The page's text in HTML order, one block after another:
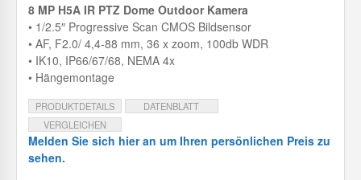
8 MP H5A IR PTZ Dome Outdoor Kamera
• 1/2.5″ Progressive Scan CMOS Bildsensor
• AF, F2.0/ 4,4-88 mm, 36 x zoom, 100db WDR
• IK10, IP66/67/68, NEMA 4x
• Hängemontage
PRODUKTDETAILS
DATENBLATT
VERGLEICHEN
Melden Sie sich hier an um Ihren persönlichen Preis zu
sehen.